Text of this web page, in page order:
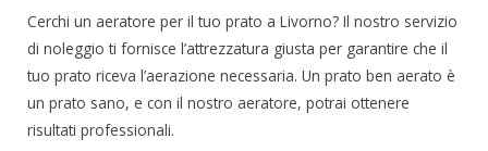
Cerchi un aeratore per il tuo prato a Livorno? Il nostro servizio
di noleggio ti fornisce l’attrezzatura giusta per garantire che il
tuo prato riceva l’aerazione necessaria. Un prato ben aerato è
un prato sano, e con il nostro aeratore, potrai ottenere
risultati professionali.